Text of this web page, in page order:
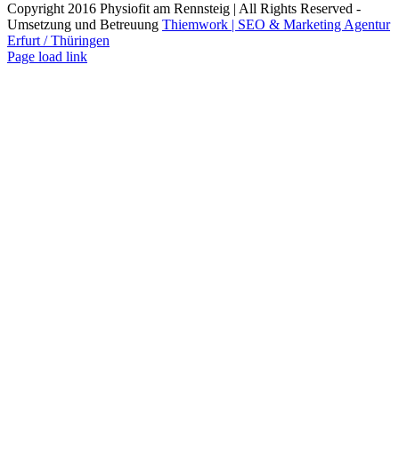
Copyright 2016 Physiofit am Rennsteig | All Rights Reserved -
Umsetzung und Betreuung Thiemwork | SEO & Marketing Agentur
Erfurt / Thüringen
Facebook
Instagram
Page load link